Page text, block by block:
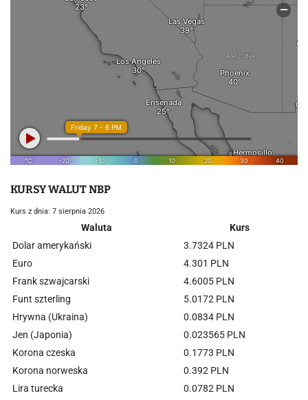
KURSY WALUT NBP
Kurs z dnia: 7 sierpnia 2026
Waluta
Kurs
Dolar amerykański
3.7324 PLN
Euro
4.301 PLN
Frank szwajcarski
4.6005 PLN
Funt szterling
5.0172 PLN
Hrywna (Ukraina)
0.0834 PLN
Jen (Japonia)
0.023565 PLN
Korona czeska
0.1773 PLN
Korona norweska
0.392 PLN
Lira turecka
0.0782 PLN